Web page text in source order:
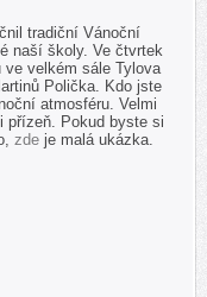
tradiční Vánoční
naší školy. Ve čtvrtek
ve velkém sále Tylova
Polička. Kdo jste
atmosféru. Velmi
přízeň. Pokud byste si
zde je malá ukázka.